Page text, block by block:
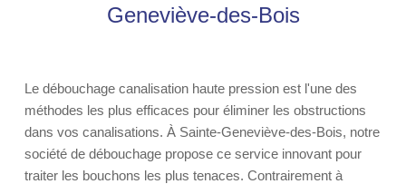
Geneviève-des-Bois
Le débouchage canalisation haute pression est l'une des
méthodes les plus efficaces pour éliminer les obstructions
dans vos canalisations. À Sainte-Geneviève-des-Bois, notre
société de débouchage propose ce service innovant pour
traiter les bouchons les plus tenaces. Contrairement à